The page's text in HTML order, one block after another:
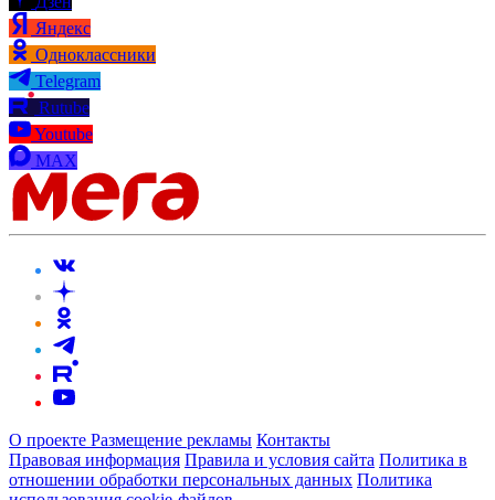
Яндекс
Одноклассники
Telegram
Rutube
Youtube
MAX
О проекте Размещение рекламы Контакты
Правовая информация Правила и условия сайта Политика в
отношении обработки персональных данных Политика